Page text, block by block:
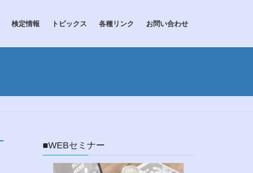
検定情報 トピックス 各種リンク お問い合わせ
■WEBセミナー